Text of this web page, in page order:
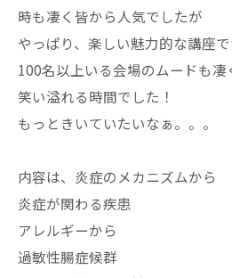
時も凄く皆から人気でしたが
やっぱり、楽しい魅力的な講座で
100名以上いる会場のムードも凄
笑い溢れる時間でした！
もっときいていたいなぁ。。。
内容は、炎症のメカニズムから
炎症が関わる疾患
アレルギーから
過敏性腸症候群